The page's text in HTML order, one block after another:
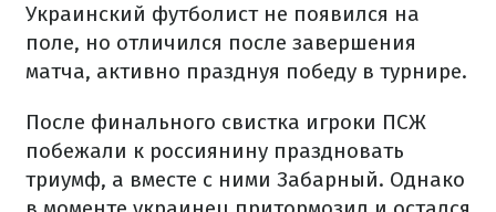
Украинский футболист не появился на
поле, но отличился после завершения
матча, активно празднуя победу в турнире.
После финального свистка игроки ПСЖ
побежали к россиянину праздновать
триумф, а вместе с ними Забарный. Однако